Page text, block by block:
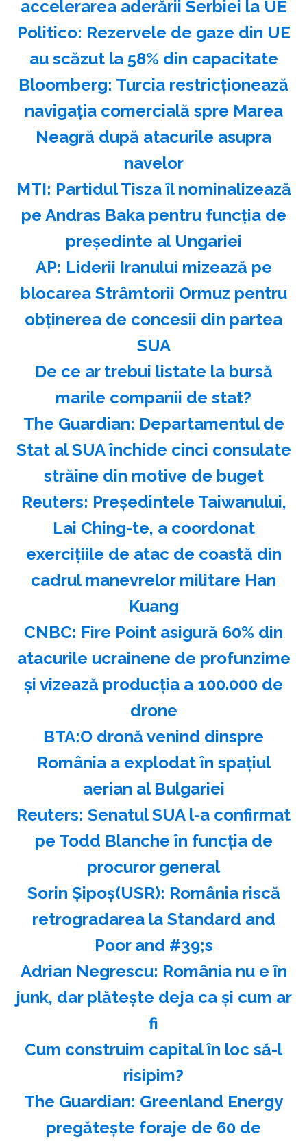
accelerarea aderării Serbiei la UE
Politico: Rezervele de gaze din UE
au scăzut la 58% din capacitate
Bloomberg: Turcia restricţionează
navigaţia comercială spre Marea
Neagră după atacurile asupra
navelor
MTI: Partidul Tisza îl nominalizează
pe Andras Baka pentru funcţia de
preşedinte al Ungariei
AP: Liderii Iranului mizează pe
blocarea Strâmtorii Ormuz pentru
obţinerea de concesii din partea
SUA
️De ce ar trebui listate la bursă
marile companii de stat?
The Guardian: Departamentul de
Stat al SUA închide cinci consulate
străine din motive de buget
Reuters: Preşedintele Taiwanului,
Lai Ching-te, a coordonat
exerciţiile de atac de coastă din
cadrul manevrelor militare Han
Kuang
CNBC: Fire Point asigură 60% din
atacurile ucrainene de profunzime
şi vizează producţia a 100.000 de
drone
BTA:O dronă venind dinspre
România a explodat în spaţiul
aerian al Bulgariei
Reuters: Senatul SUA l-a confirmat
pe Todd Blanche în funcţia de
procuror general
Sorin Şipoş(USR): România riscă
retrogradarea la Standard and
Poor and #39;s
Adrian Negrescu: România nu e în
junk, dar plăteşte deja ca şi cum ar
fi
Cum construim capital în loc să-l
risipim?
The Guardian: Greenland Energy
pregăteşte foraje de 60 de